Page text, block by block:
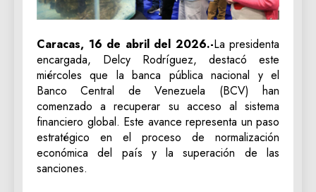
Caracas, 16 de abril del 2026.-La presidenta
encargada, Delcy Rodríguez, destacó este
miércoles que la banca pública nacional y el
Banco Central de Venezuela (BCV) han
comenzado a recuperar su acceso al sistema
financiero global. Este avance representa un paso
estratégico en el proceso de normalización
económica del país y la superación de las
sanciones.